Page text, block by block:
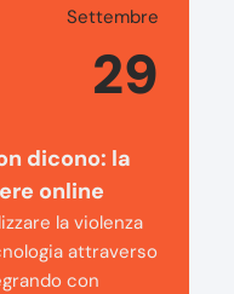
Settembre
29
dicono: la
online
la violenza
attraverso
con